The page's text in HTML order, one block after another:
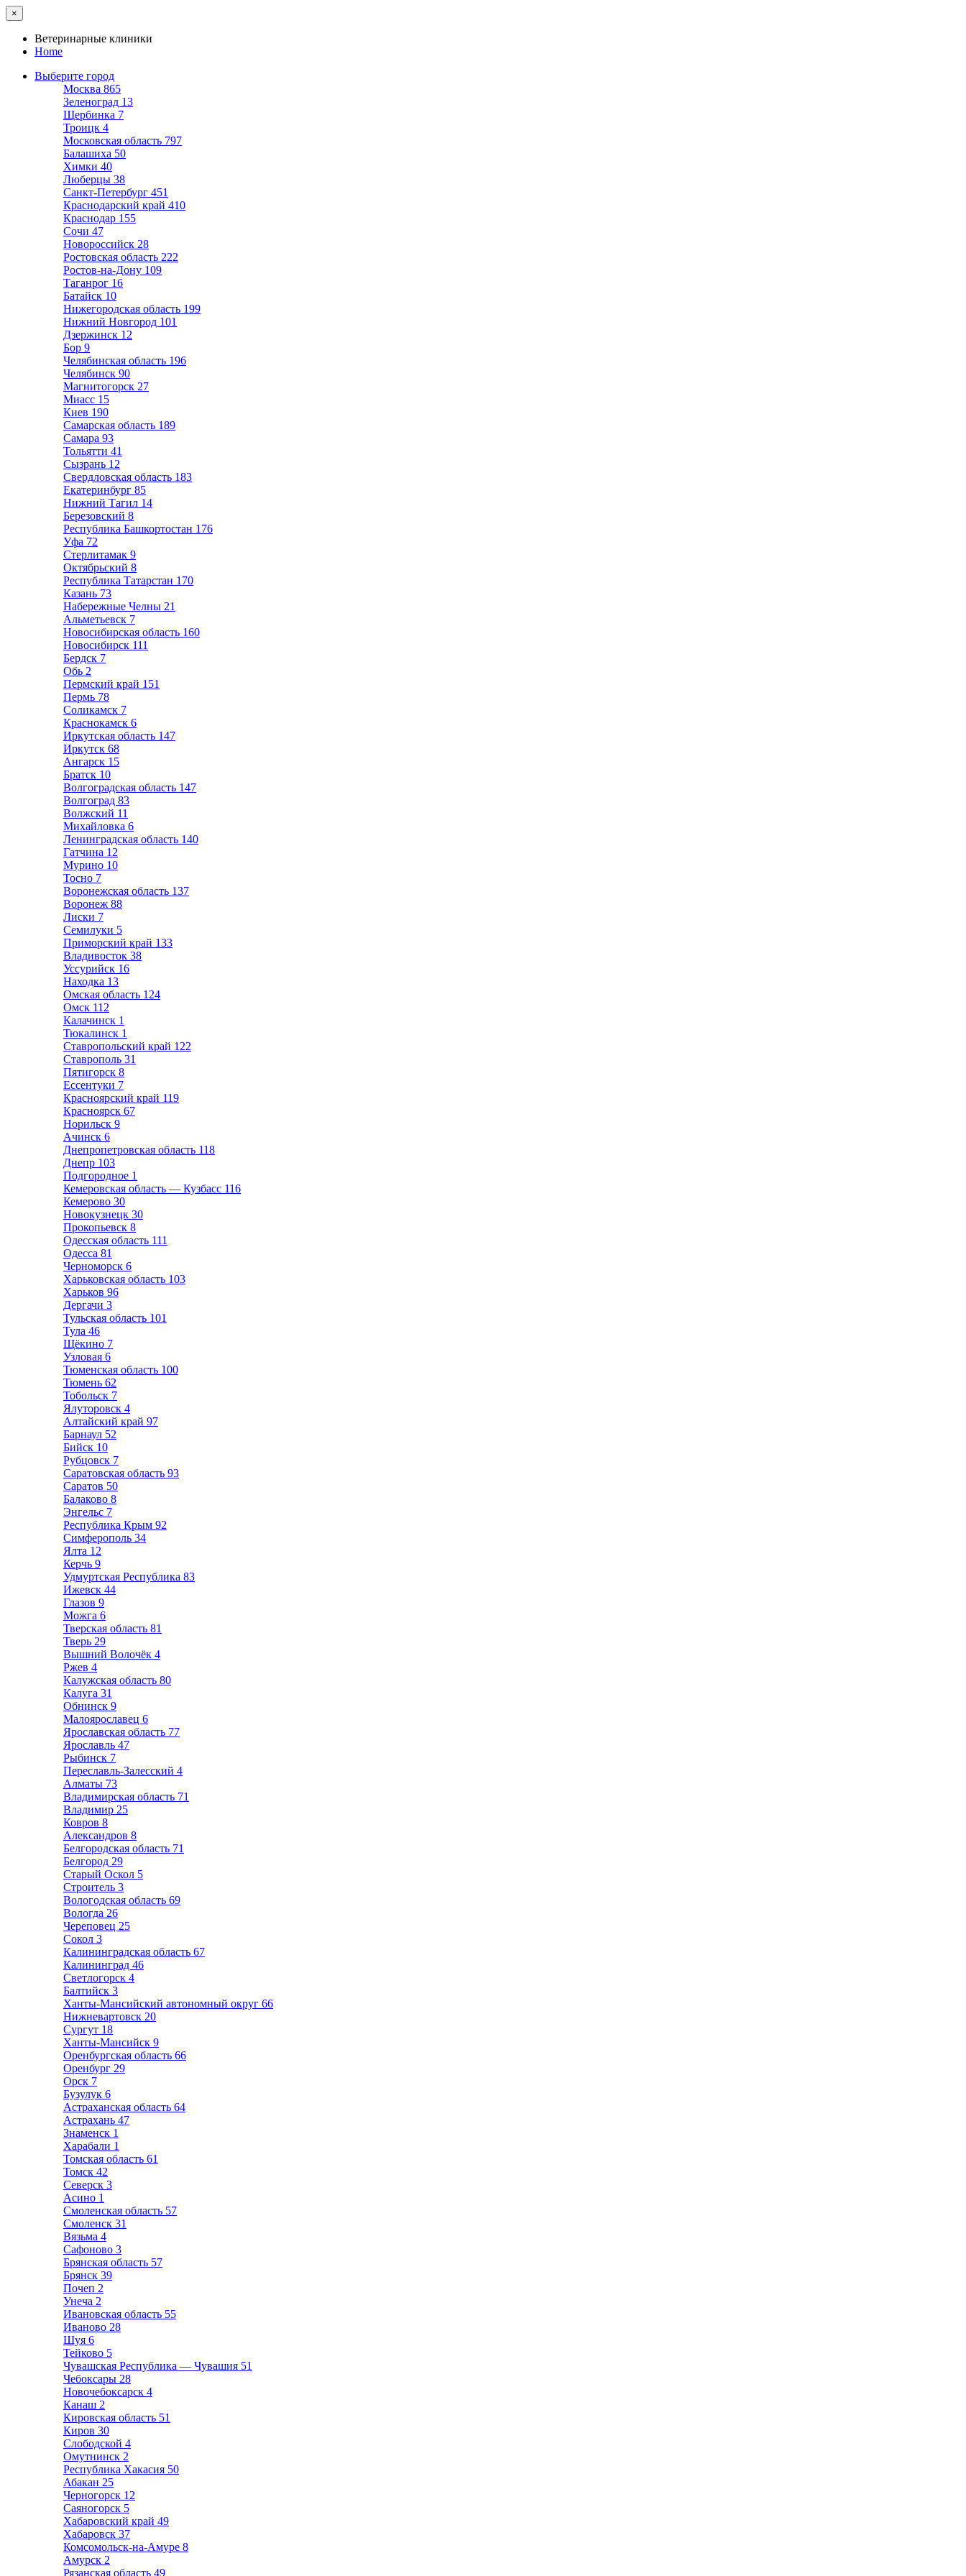
×
Ветеринарные клиники
Home
Выберите город
Москва 865
Зеленоград 13
Щербинка 7
Троицк 4
Московская область 797
Балашиха 50
Химки 40
Люберцы 38
Санкт-Петербург 451
Краснодарский край 410
Краснодар 155
Сочи 47
Новороссийск 28
Ростовская область 222
Ростов-на-Дону 109
Таганрог 16
Батайск 10
Нижегородская область 199
Нижний Новгород 101
Дзержинск 12
Бор 9
Челябинская область 196
Челябинск 90
Магнитогорск 27
Миасс 15
Киев 190
Самарская область 189
Самара 93
Тольятти 41
Сызрань 12
Свердловская область 183
Екатеринбург 85
Нижний Тагил 14
Березовский 8
Республика Башкортостан 176
Уфа 72
Стерлитамак 9
Октябрьский 8
Республика Татарстан 170
Казань 73
Набережные Челны 21
Альметьевск 7
Новосибирская область 160
Новосибирск 111
Бердск 7
Обь 2
Пермский край 151
Пермь 78
Соликамск 7
Краснокамск 6
Иркутская область 147
Иркутск 68
Ангарск 15
Братск 10
Волгоградская область 147
Волгоград 83
Волжский 11
Михайловка 6
Ленинградская область 140
Гатчина 12
Мурино 10
Тосно 7
Воронежская область 137
Воронеж 88
Лиски 7
Семилуки 5
Приморский край 133
Владивосток 38
Уссурийск 16
Находка 13
Омская область 124
Омск 112
Калачинск 1
Тюкалинск 1
Ставропольский край 122
Ставрополь 31
Пятигорск 8
Ессентуки 7
Красноярский край 119
Красноярск 67
Норильск 9
Ачинск 6
Днепропетровская область 118
Днепр 103
Подгородное 1
Кемеровская область — Кузбасс 116
Кемерово 30
Новокузнецк 30
Прокопьевск 8
Одесская область 111
Одесса 81
Черноморск 6
Харьковская область 103
Харьков 96
Дергачи 3
Тульская область 101
Тула 46
Щёкино 7
Узловая 6
Тюменская область 100
Тюмень 62
Тобольск 7
Ялуторовск 4
Алтайский край 97
Барнаул 52
Бийск 10
Рубцовск 7
Саратовская область 93
Саратов 50
Балаково 8
Энгельс 7
Республика Крым 92
Симферополь 34
Ялта 12
Керчь 9
Удмуртская Республика 83
Ижевск 44
Глазов 9
Можга 6
Тверская область 81
Тверь 29
Вышний Волочёк 4
Ржев 4
Калужская область 80
Калуга 31
Обнинск 9
Малоярославец 6
Ярославская область 77
Ярославль 47
Рыбинск 7
Переславль-Залесский 4
Алматы 73
Владимирская область 71
Владимир 25
Ковров 8
Александров 8
Белгородская область 71
Белгород 29
Старый Оскол 5
Строитель 3
Вологодская область 69
Вологда 26
Череповец 25
Сокол 3
Калининградская область 67
Калининград 46
Светлогорск 4
Балтийск 3
Ханты-Мансийский автономный округ 66
Нижневартовск 20
Сургут 18
Ханты-Мансийск 9
Оренбургская область 66
Оренбург 29
Орск 7
Бузулук 6
Астраханская область 64
Астрахань 47
Знаменск 1
Харабали 1
Томская область 61
Томск 42
Северск 3
Асино 1
Смоленская область 57
Смоленск 31
Вязьма 4
Сафоново 3
Брянская область 57
Брянск 39
Почеп 2
Унеча 2
Ивановская область 55
Иваново 28
Шуя 6
Тейково 5
Чувашская Республика — Чувашия 51
Чебоксары 28
Новочебоксарск 4
Канаш 2
Кировская область 51
Киров 30
Слободской 4
Омутнинск 2
Республика Хакасия 50
Абакан 25
Черногорск 12
Саяногорск 5
Хабаровский край 49
Хабаровск 37
Комсомольск-на-Амуре 8
Амурск 2
Рязанская область 49